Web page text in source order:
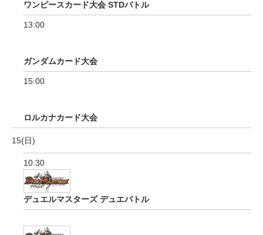
ワンピースカード大会 STDバトル
13:00
ガンダムカード大会
15:00
ロルカナカード大会
15(日)
10:30
デュエルマスターズ デュエバトル